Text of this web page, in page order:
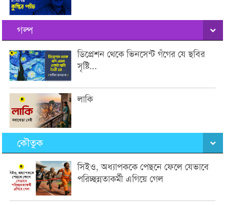
গল্প
ডিপ্রেশন থেকে ভিনসেন্ট গঁগের যে ছবির
সৃষ্টি...
লাকি
কৌতুক
সিইও, অধ্যাপককে পেছনে ফেলে যেভাবে
পরিচ্ছন্নতাকর্মী এগিয়ে গেল